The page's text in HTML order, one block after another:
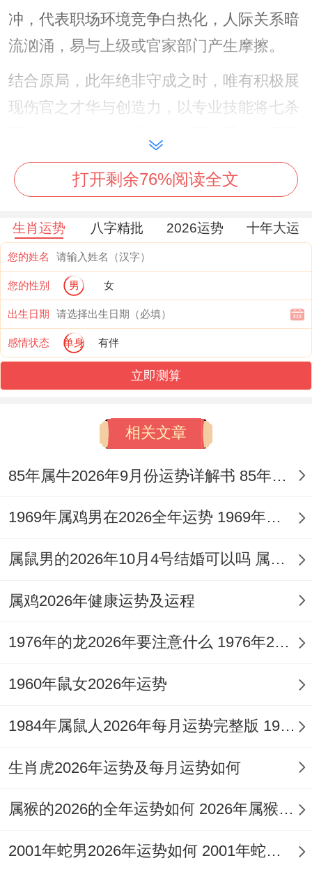
冲，代表职场环境竞争白热化，人际关系暗
流汹涌，易与上级或官家部门产生摩擦。
结合原局，此年绝非守成之时，唯有积极展
现伤官之才华与创造力，以专业技能将七杀
些从事法律、审计、技术革新或需频繁出差
沟通的行业尤为有利，但需时刻提醒自己，
官」之祸。
财运走势：财星双透下的开源与守成
偏财透干，比劫争财，丙火偏财明现，预示
全年不乏投资机遇、额外奖金或经营所得，
财路较往年开阔，然壬水比肩坐于太岁之上
如同命主自身的影子化身，却成为争夺财源
的力量，这提示了一个鲜明意象：眼见钱财
到手，却总因合作破费、朋友借贷、他人分
利或突发性开支而难尽数落袋。
有产业可能因变动而产生波动，故此年理财
首重「契约」与「专注」，不涉足不熟悉的
合作须法律文书先行，将资金专注于自身最
擅长的领域进行深耕，方为正道，可于家中
固财库磁场。
情感姻缘：夫妻宫逢冲的静守与升华
正官为夫，宫位受冲，1972年壬子鼠女，其
午相冲，直接冲动夫妻宫，感情世界必起波
澜，对于已婚者，此冲可能表现为配偶事业
打开剩余76%阅读全文
生肖运势 八字精批 2026运势 十年大运
您的姓名
您的性别 男 女
出生日期
感情状态 单身 有伴
立即测算
相关文章
85年属牛2026年9月份运势详解书 85年属牛2026年大运
1969年属鸡男在2026全年运势 1969年属鸡男喜欢的女人
属鼠男的2026年10月4号结婚可以吗 属鼠男的2026会披麻戴孝吗
属鸡2026年健康运势及运程
1976年的龙2026年要注意什么 1976年2月的龙今年的运势
1960年鼠女2026年运势
1984年属鼠人2026年每月运势完整版 1984年属鼠人适合佩戴什么饰品
生肖虎2026年运势及每月运势如何
属猴的2026的全年运势如何 2026年属猴的全年运势如何
2001年蛇男2026年运势如何 2001年蛇男2026年运势完整版